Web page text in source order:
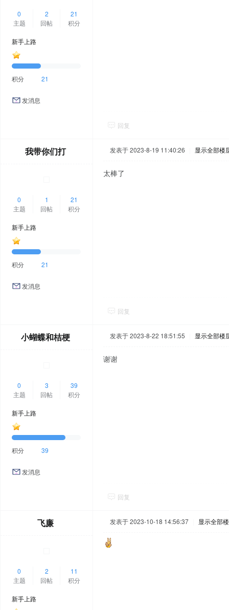
0
主题
2
回帖
21
积分
新手上路
积分 21
发消息
回复
我带你们打
0
主题
1
回帖
21
积分
新手上路
积分 21
发消息
发表于 2023-8-19 11:40:26 显示全部楼
太棒了
回复
小蝴蝶和桔梗
0
主题
3
回帖
39
积分
新手上路
积分 39
发消息
发表于 2023-8-22 18:51:55 显示全部楼
谢谢
回复
飞廉
0
主题
2
回帖
11
积分
新手上路
发表于 2023-10-18 14:56:37 显示全部